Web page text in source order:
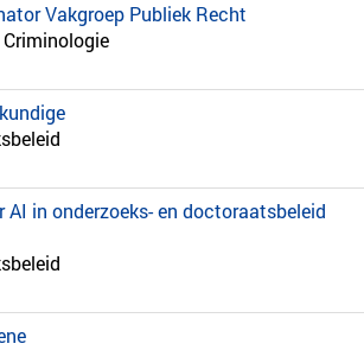
Vakgroep Publiek Recht
AI in onderzoeks- en doctoraatsbeleid